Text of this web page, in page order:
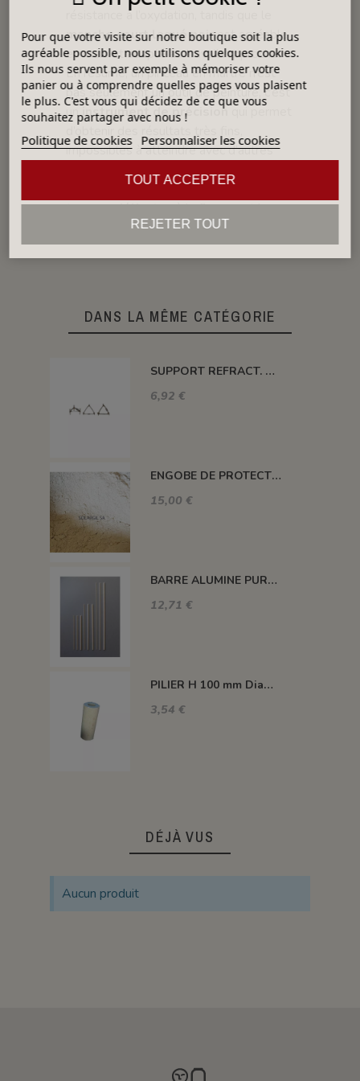
résistance à l’oxydation, tandis que le
manche court laqué noirest agréable
en main et adapté au travail rapproché.
En résumé, un pinceau en martre n’est
pas seulement un outil de peinture, c’est
uninstrument de précisionqui permet
d’obtenir des résultats très fins,
impossibles à atteindre avec d’autres
👉 C’est l’outil privilégié pour les
travaux délicatsoù la finesse et la
régularité du geste sont essentielles.
DANS LA MÊME CATÉGORIE
SUPPORT REFRACT. DOUBLE ROND Ø 100 MM 1260°C
6,92 €
ENGOBE DE PROTECTION POUR LES PLAQUES
15,00 €
BARRE ALUMINE PURE 1400°C L200 X 2 MM
12,71 €
PILIER H 100 mm Diam.43 mm 1350°C
3,54 €
DÉJÀ VUS
Aucun produit
Pour que votre visite sur notre boutique soit la plus
agréable possible, nous utilisons quelques cookies.
Ils nous servent par exemple à mémoriser votre
panier ou à comprendre quelles pages vous plaisent
le plus. C'est vous qui décidez de ce que vous
souhaitez partager avec nous !
Politique de cookies Personnaliser les cookies
REJETER TOUT
TOUT ACCEPTER